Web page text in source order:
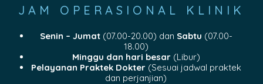
JAM OPERASIONAL KLINIK
Senin – Jumat(07.00-20.00) dan Sabtu (07.00-
18.00)
Minggu dan hari besar(Libur)
Pelayanan Praktek Dokter(Sesuai jadwal praktek
dan perjanjian)